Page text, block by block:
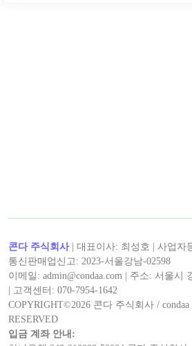
< 캡틴후크 >의 최신 콘텐츠!